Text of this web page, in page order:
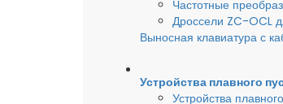
Частотные
Дроссели ZC-OCL
Выносная клавиатура с
Устройства плавного
Устройства